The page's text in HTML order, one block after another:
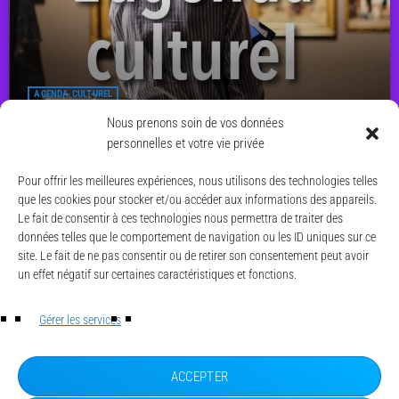
Nous prenons soin de vos données
personnelles et votre vie privée
Pour offrir les meilleures expériences, nous utilisons des technologies telles
que les cookies pour stocker et/ou accéder aux informations des appareils.
Le fait de consentir à ces technologies nous permettra de traiter des
données telles que le comportement de navigation ou les ID uniques sur ce
site. Le fait de ne pas consentir ou de retirer son consentement peut avoir
un effet négatif sur certaines caractéristiques et fonctions.
Gérer les services
ACCEPTER
AGENDA CULTUREL
Agenda culturel du 8 au 14 juin 2026
© CAESE - 2024/2026
LA UNE
ACTUALITÉS
POLITIQUE DE CONFIDENTIALITÉ